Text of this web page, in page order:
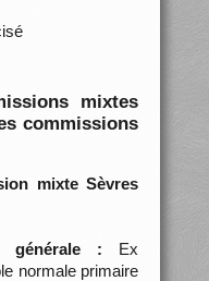
mixtes
commissions
mixte Sèvres
générale : Ex
normale primaire